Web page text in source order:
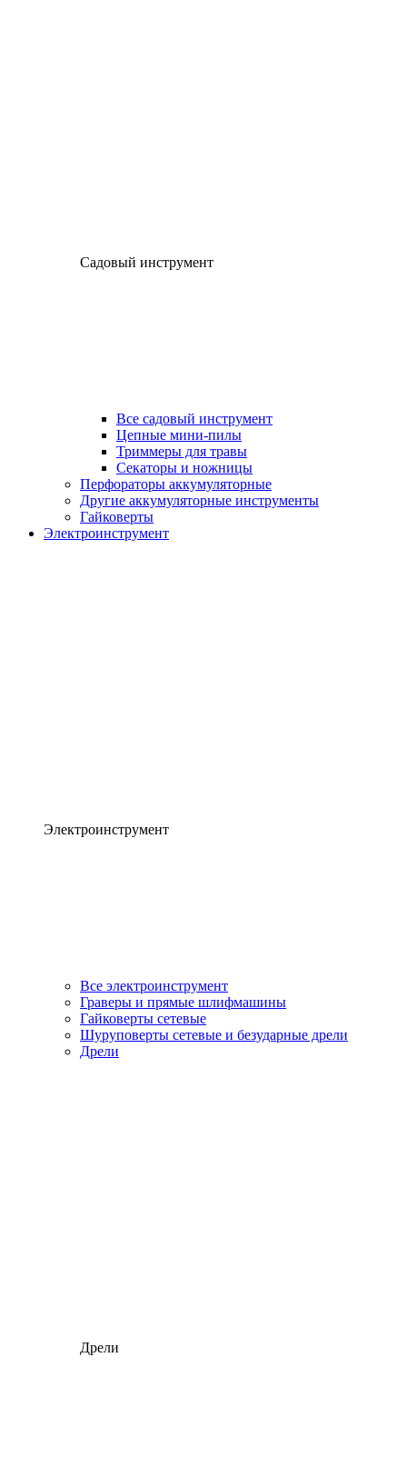
Садовый инструмент
Все садовый инструмент
Цепные мини-пилы
Триммеры для травы
Секаторы и ножницы
Перфораторы аккумуляторные
Другие аккумуляторные инструменты
Гайковерты
Электроинструмент
Электроинструмент
Все электроинструмент
Граверы и прямые шлифмашины
Гайковерты сетевые
Шуруповерты сетевые и безударные дрели
Дрели
Дрели